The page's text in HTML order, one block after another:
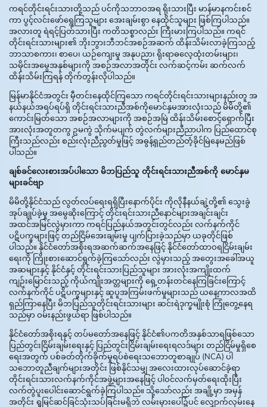
ကရင်တိုင်းရင်းသားတို့သည် ပင်ကိုသဘာဝအရ ရိုးသားပြီး မာန်မာနကင်းစင်
ကာ ပွင့်လင်းဖော်ရွေကြသူများ အေးချမ်းစွာ နေထိုင်သူများ ဖြစ်ကြပါသည်။
အလားတူ ရဲရင့်ပြတ်သားပြီး ကတိသစ္စာလည်း ကြီးမားကြပါသည်။ ကရင်
တိုင်းရင်းသားများ၏ ဘိုးဘွားဘီဘင်အစဉ်အဆက် ထိန်းသိမ်းလာခဲ့ကြသည့်
ဘာသာစကား၊ စာပေ၊ ယဉ်ကျေးမှု အနုပညာ၊ ရိုးရာဓလေ့ထုံးတမ်းများ၊
သမိုင်းအမွေအနှစ်များကို အစဉ်အလာအတိုင်း လက်ဆင့်ကမ်း ဆက်လက်
ထိန်းသိမ်းကြရန် တိုက်တွန်းလိုပါသည်။
မြန်မာနိုင်ငံအတွင်း မှီတင်းနေထိုင်ကြသော ကရင်တိုင်းရင်းသားများနည်းတူ အ
နယ်နယ်အရပ်ရပ်ရှိ တိုင်းရင်းသားညီအစ်ကိုမောင်နှမအားလုံးသည် မိမိတို့၏
ကောင်းမြတ်သော အစဉ်အလာများကို အစဉ်အမြဲ ထိန်းသိမ်းစောင့်ရှောက်ပြီး
အားလုံးအတူတကွ ဥမကွဲ သိုက်မပျက် တွဲလက်များညီညာပါက ပြည်ထောင်စု
ကြီးသည်လည်း စည်းလုံးညီညွတ်မှုဖြင့် အဓွန့်ရှည်တည်တံ့ခိုင်မြဲနေမည်ဖြစ်
ပါသည်။
ချစ်ခင်လေးစားအပ်ပါသော မိဘပြည်သူ တိုင်းရင်းသားညီအစ်ကို မောင်နှမ
များခင်ဗျာ
မိမိတို့နိုင်ငံသည် လွတ်လပ်ရေးရရှိပြီးနောက်ပိုင်း ကိုလိုနီနယ်ချဲ့တို့၏ သွေးခွဲ
အုပ်ချုပ်ခဲ့မှု အမွေဆိုးကြောင့် တိုင်းရင်းသားညီနောင်များအချင်းချင်း
အထင်အမြင်လွဲမှားကာ ကရင်ပြည်နယ်အတွင်းတွင်လည်း လက်နက်ကိုင်
ပဋိပက္ခများဖြင့် တည်ငြိမ်အေးချမ်းမှု ပျက်ပြားခဲ့သည်မှာ ယခုတိုင်ဖြစ်
ပါသည်။ နိုင်ငံတော်အစိုးရအဆက်ဆက်အနေဖြင့် နိုင်ငံတော်ထာဝရငြိမ်းချမ်း
ရေးကို ကြိုးစားဆောင်ရွက်ခဲ့ကြသော်လည်း လွဲမှားသည့် အတွေးအခေါ်အယူ
အဆများနှင့် နိုင်ငံနှင့် တိုင်းရင်းသားပြည်သူများ အားလုံးအကျိုးထက်
ကျဉ်းမြောင်းသည့် ကိုယ်ကျိုးအတ္တများကို ရှေ့တန်းတင်နေကြခြင်းကြောင့်
လက်နက်ကိုင် ပဋိပက္ခများနှင့် ဆူပူအကြမ်းဖက်မှုများသည် ယနေ့ကာလအထိ
ရှည်ကြာနေပြီး မိဘပြည်သူတိုင်းရင်းသားများ ဆင်းရဲဒုက္ခမျိုးစုံ ကြုံတွေ့နေရ
သည်မှာ ဝမ်းနည်းဖွယ်ရာ ဖြစ်ပါသည်။
နိုင်ငံတော်အစိုးရနှင့် တပ်မတော်အနေဖြင့် နိုင်ငံ၏ပကတိအနှစ်သာရဖြစ်သော
ပြည်တွင်းငြိမ်းချမ်းရေးနှင့် ပြည်တွင်းငြိမ်းချမ်းရေးရလဒ်များ တည်ငြိမ်မှုရှိစေ
ရေးအတွက် ပစ်ခတ်တိုက်ခိုက်မှုရပ်စဲရေးသဘောတူစာချုပ် (NCA) ပါ
သဘောတူညီချက်များအတိုင်း ဖြစ်နိုင်သမျှ အလေးထားလုပ်ဆောင်ခဲ့ရာ
တိုင်းရင်းသားလက်နက်ကိုင်အဖွဲ့များအနေဖြင့် ပါဝင်လက်မှတ်ရေးထိုးပြီး
လက်တွဲပူးပေါင်းဆောင်ရွက်ခဲ့ကြပါသည်။ သို့သော်လည်း အချို့မှာ အမှန်
အတိုင်း ရှုမြင်ဆင်ခြင်သုံးသပ်ခြင်းမရှိဘဲ လမ်းမှားပေါ်၌ပင် လျှောက်လှမ်းနေ